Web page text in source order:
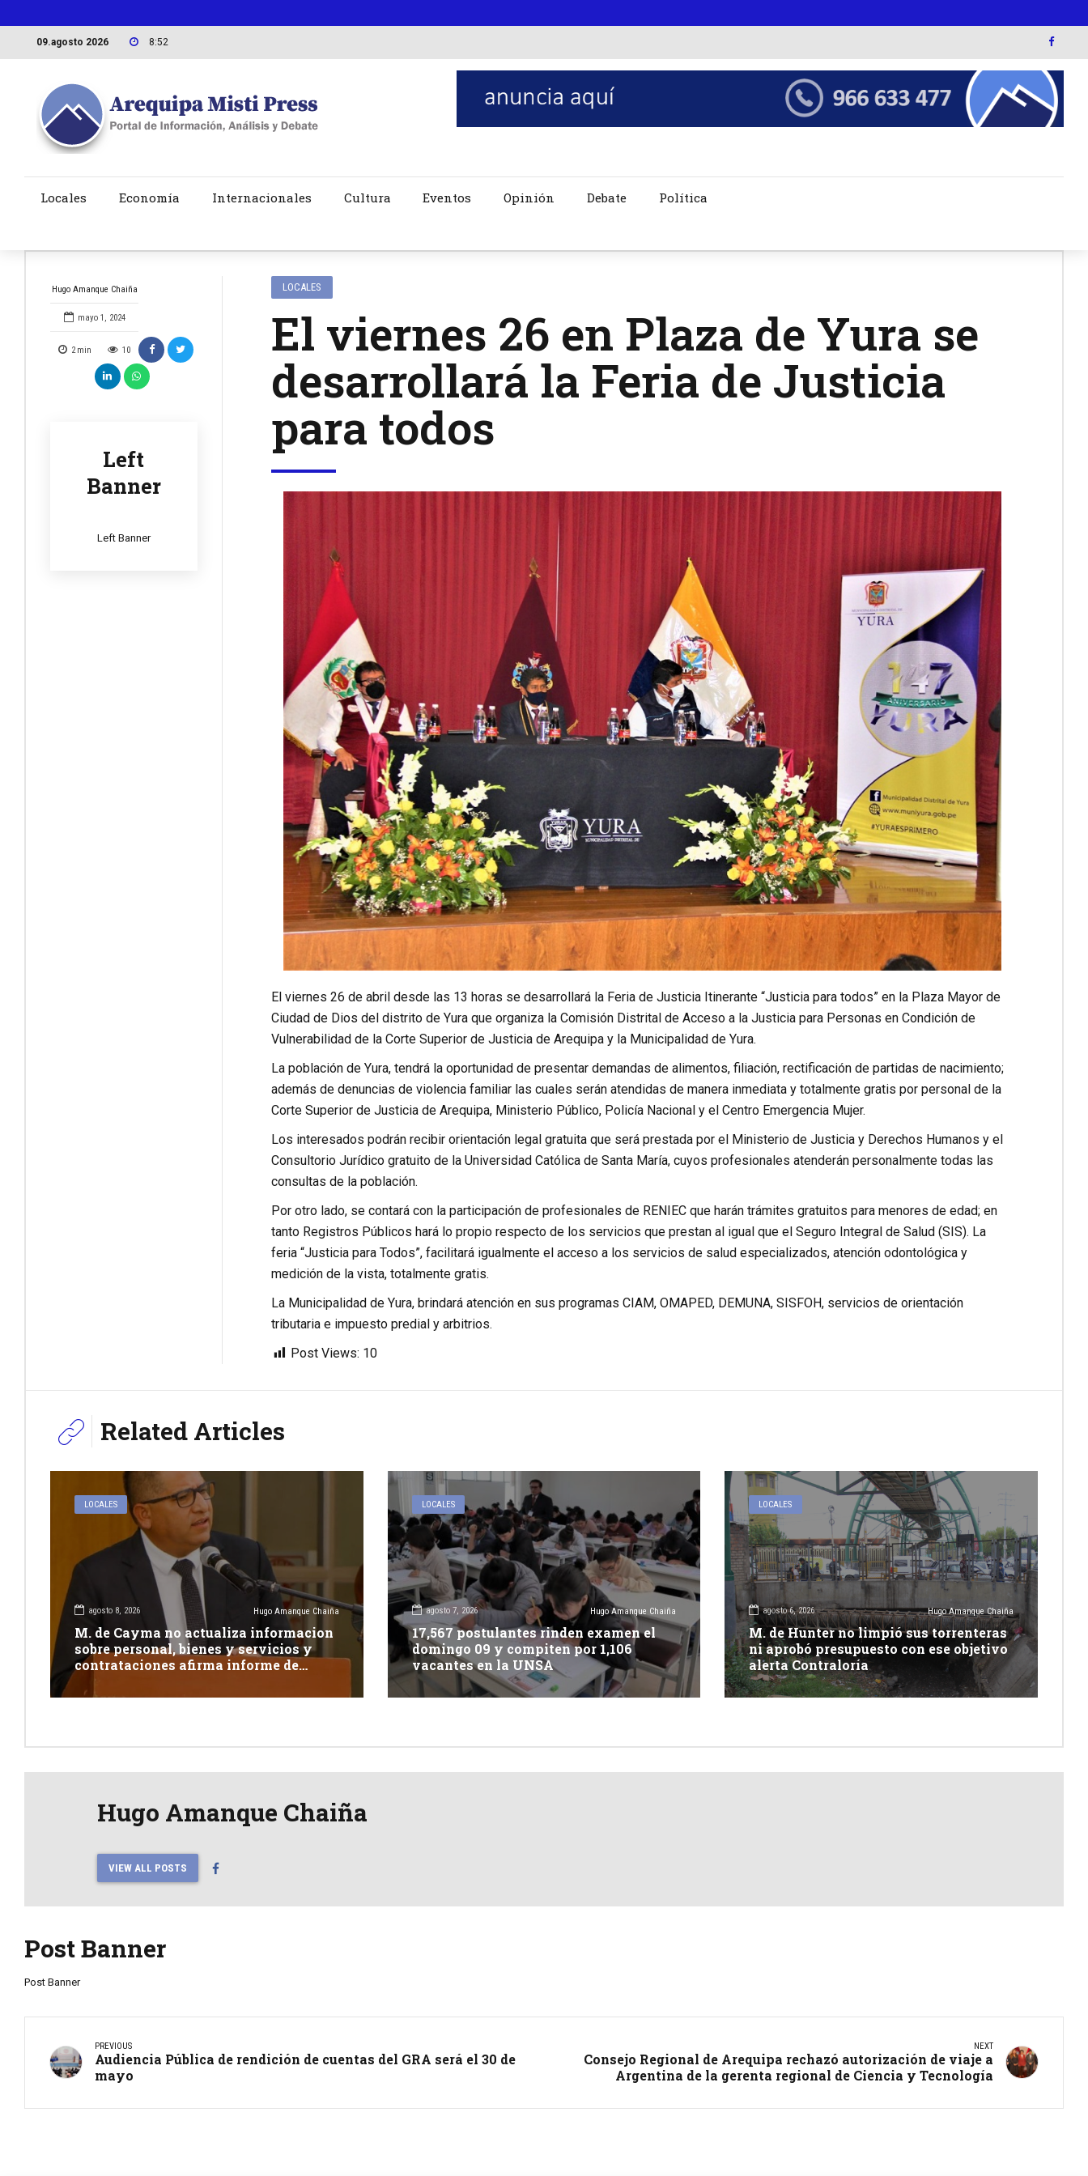
09.agosto 2026 8:52
Locales Economía Internacionales Cultura Eventos Opinión Debate Política
Hugo Amanque Chaiña
mayo 1, 2024
2 min 10
Left
Banner
Left Banner
LOCALES
El viernes 26 en Plaza de Yura se
desarrollará la Feria de Justicia
para todos
El viernes 26 de abril desde las 13 horas se desarrollará la Feria de Justicia Itinerante “Justicia para todos” en la Plaza Mayor de
Ciudad de Dios del distrito de Yura que organiza la Comisión Distrital de Acceso a la Justicia para Personas en Condición de
Vulnerabilidad de la Corte Superior de Justicia de Arequipa y la Municipalidad de Yura.
La población de Yura, tendrá la oportunidad de presentar demandas de alimentos, filiación, rectificación de partidas de nacimiento;
además de denuncias de violencia familiar las cuales serán atendidas de manera inmediata y totalmente gratis por personal de la
Corte Superior de Justicia de Arequipa, Ministerio Público, Policía Nacional y el Centro Emergencia Mujer.
Los interesados podrán recibir orientación legal gratuita que será prestada por el Ministerio de Justicia y Derechos Humanos y el
Consultorio Jurídico gratuito de la Universidad Católica de Santa María, cuyos profesionales atenderán personalmente todas las
consultas de la población.
Por otro lado, se contará con la participación de profesionales de RENIEC que harán trámites gratuitos para menores de edad; en
tanto Registros Públicos hará lo propio respecto de los servicios que prestan al igual que el Seguro Integral de Salud (SIS). La
feria “Justicia para Todos”, facilitará igualmente el acceso a los servicios de salud especializados, atención odontológica y
medición de la vista, totalmente gratis.
La Municipalidad de Yura, brindará atención en sus programas CIAM, OMAPED, DEMUNA, SISFOH, servicios de orientación
tributaria e impuesto predial y arbitrios.
Post Views: 10
Related Articles
LOCALES
agosto 8, 2026 Hugo Amanque Chaiña
M. de Cayma no actualiza informacion
sobre personal, bienes y servicios y
contrataciones afirma informe de
LOCALES
agosto 7, 2026 Hugo Amanque Chaiña
17,567 postulantes rinden examen el
domingo 09 y compiten por 1,106
vacantes en la UNSA
LOCALES
agosto 6, 2026 Hugo Amanque Chaiña
M. de Hunter no limpió sus torrenteras
ni aprobó presupuesto con ese objetivo
alerta Contraloría
Hugo Amanque Chaiña
VIEW ALL POSTS
Post Banner
Post Banner
PREVIOUS
Audiencia Pública de rendición de cuentas del GRA será el 30 de
mayo
NEXT
Consejo Regional de Arequipa rechazó autorización de viaje a
Argentina de la gerenta regional de Ciencia y Tecnología